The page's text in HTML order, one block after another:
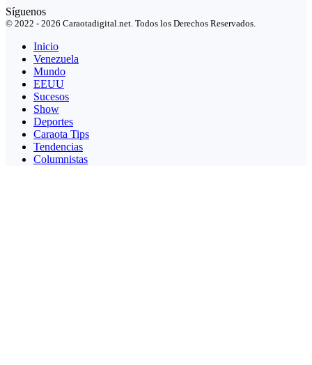
Síguenos
© 2022 - 2026 Caraotadigital.net. Todos los Derechos Reservados.
Inicio
Venezuela
Mundo
EEUU
Sucesos
Show
Deportes
Caraota Tips
Tendencias
Columnistas